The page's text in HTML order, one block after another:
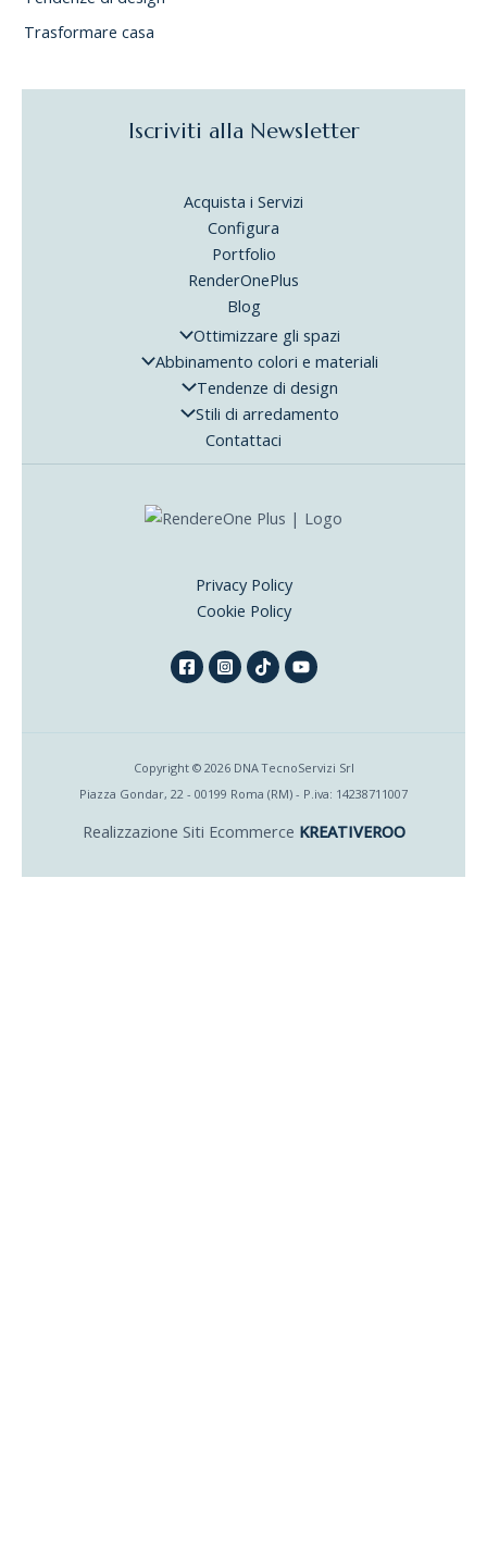
Trasformare casa
Iscriviti alla Newsletter
Acquista i Servizi
Configura
Portfolio
RenderOnePlus
Blog
Ottimizzare gli spazi
Abbinamento colori e materiali
Tendenze di design
Stili di arredamento
Contattaci
Privacy Policy
Cookie Policy
Copyright © 2026 DNA TecnoServizi Srl
Piazza Gondar, 22 - 00199 Roma (RM) - P.iva: 14238711007
Realizzazione Siti Ecommerce KREATIVEROO